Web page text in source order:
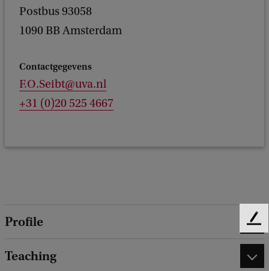
Postbus 93058
1090 BB Amsterdam
Contactgegevens
F.O.Seibt@uva.nl
+31 (0)20 525 4667
Profile
Teaching
F
e